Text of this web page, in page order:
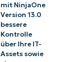
mit NinjaOne
Version 13.0
bessere
Kontrolle
über Ihre IT-
Assets sowie